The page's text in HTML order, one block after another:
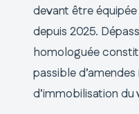
devant être
depuis 2025.
homologuée
passible
d’immobilisation du